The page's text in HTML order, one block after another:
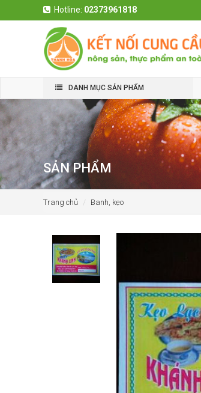
Hotline: 02373961818
DANH MỤC SẢN PHẨM
SẢN PHẨM
Trang chủ Banh, kẹo